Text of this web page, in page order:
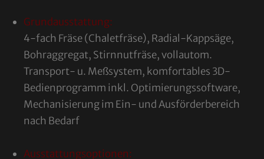
Grundausstattung:
4-fach Fräse (Chaletfräse), Radial-Kappsäge,
Bohraggregat, Stirnnutfräse, vollautom.
Transport- u. Meßsystem, komfortables 3D-
Bedienprogramm inkl. Optimierungssoftware,
Mechanisierung im Ein- und Ausförderbereich
nach Bedarf
Ausstattungsoptionen: